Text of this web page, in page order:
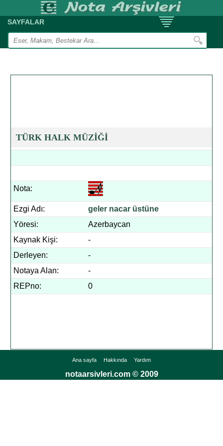
SAYFALAR
TÜRK HALK MÜZİĞİ
Nota:
Ezgi Adı:
geler nacar üstüne
Yöresi:
Azerbaycan
Kaynak Kişi:
-
Derleyen:
-
Notaya Alan:
-
REPno:
0
Ana sayfa Hakkında Yardım
notaarsivleri.com © 2009